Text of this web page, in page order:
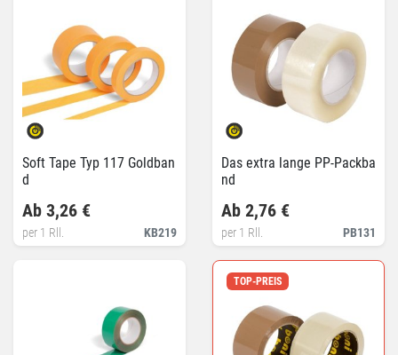
Soft Tape Typ 117 Goldban
d
KB219
Ab 3,26 €
per 1 Rll.
Das extra lange PP-Packba
nd
PB131
Ab 2,76 €
per 1 Rll.
TOP-PREIS